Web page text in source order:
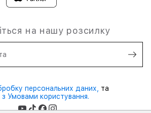
на нашу розсилку
персональних даних, та
Умовами користування.